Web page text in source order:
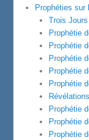
Prophéties sur
Trois
Prophétie
Prophétie
Prophétie
Prophétie
Prophétie
Prophétie
Prophétie
Prophétie